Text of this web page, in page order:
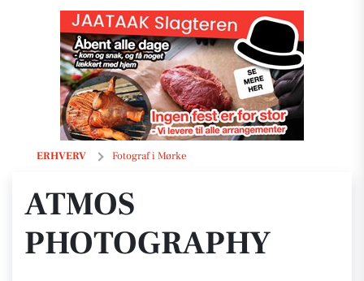
ERHVERV Fotograf i Mørke
Atmos Photography
ATMOS
PHOTOGRAPHY